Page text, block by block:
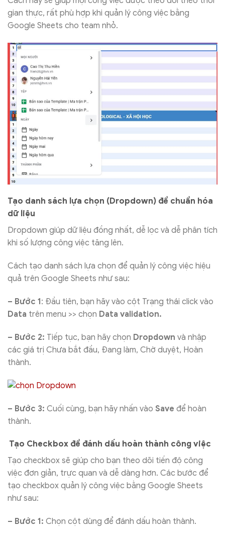
gian thực, rất phù hợp khi quản lý công việc bằng
Google Sheets cho team nhỏ.
Tạo danh sách lựa chọn (Dropdown) để chuẩn hóa
dữ liệu
Dropdown giúp dữ liệu đồng nhất, dễ lọc và dễ phân tích
khi số lượng công việc tăng lên.
Cách tạo danh sách lựa chọn để quản lý công việc hiệu
quả trên Google Sheets như sau:
– Bước 1: Đầu tiên, bạn hãy vào cột Trạng thái click vào
Data trên menu >> chọn Data validation.
– Bước 2: Tiếp tục, bạn hãy chọn Dropdown và nhập
các giá trị Chưa bắt đầu, Đang làm, Chờ duyệt, Hoàn
thành.
– Bước 3: Cuối cùng, bạn hãy nhấn vào Save để hoàn
thành.
Tạo Checkbox để đánh dấu hoàn thành công việc
Tạo checkbox sẽ giúp cho bạn theo dõi tiến độ công
việc đơn giản, trực quan và dễ dàng hơn. Các bước để
tạo checkbox quản lý công việc bằng Google Sheets
như sau:
– Bước 1: Chọn cột dùng để đánh dấu hoàn thành.